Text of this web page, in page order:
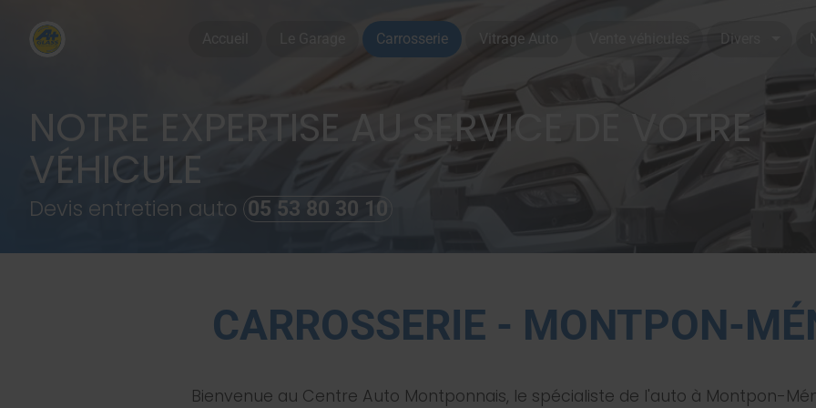
NOTRE EXPERTISE AU SERVICE DE VOTRE
VÉHICULE
Devis entretien auto 05 53 80 30 10
Carrosserie Vitrage Auto Divers
CARROSSERIE - MONTPON-
Bienvenue au Centre Auto Montponnais, le spécialiste de l'auto à Montpon-